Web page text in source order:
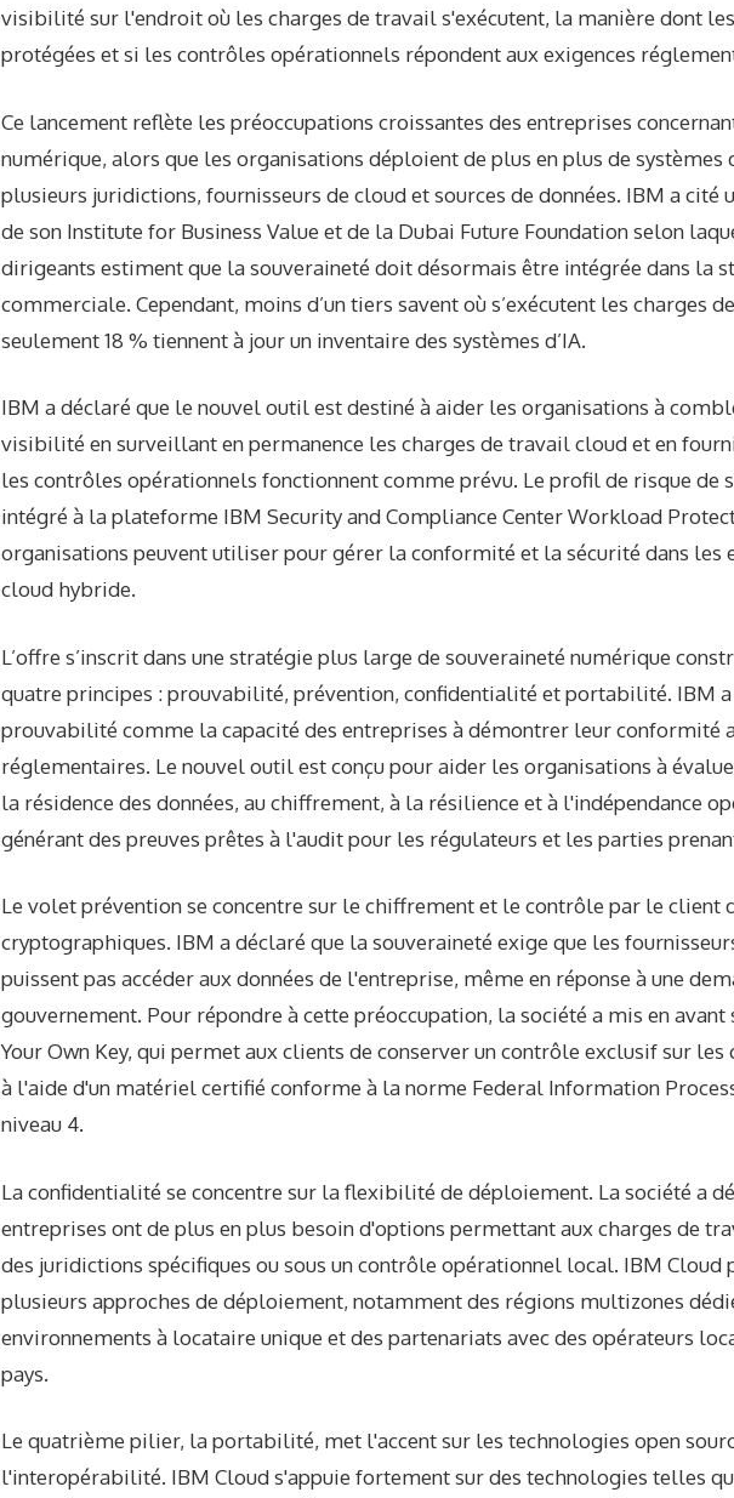
visibilité sur l'endroit où les charges de travail s'exécutent, la manière dont
protégées et si les contrôles opérationnels répondent aux exigences
Ce lancement reflète les préoccupations croissantes des entreprises
numérique, alors que les organisations déploient de plus en plus de systèmes
plusieurs juridictions, fournisseurs de cloud et sources de données. IBM a cité
de son Institute for Business Value et de la Dubai Future Foundation selon
dirigeants estiment que la souveraineté doit désormais être intégrée dans la
commerciale. Cependant, moins d’un tiers savent où s’exécutent les charges
seulement 18 % tiennent à jour un inventaire des systèmes d’IA.
IBM a déclaré que le nouvel outil est destiné à aider les organisations à
visibilité en surveillant en permanence les charges de travail cloud et en
les contrôles opérationnels fonctionnent comme prévu. Le profil de risque de
intégré à la plateforme IBM Security and Compliance Center Workload
organisations peuvent utiliser pour gérer la conformité et la sécurité dans les
cloud hybride.
L’offre s’inscrit dans une stratégie plus large de souveraineté numérique
quatre principes : prouvabilité, prévention, confidentialité et portabilité. IBM
prouvabilité comme la capacité des entreprises à démontrer leur conformité
réglementaires. Le nouvel outil est conçu pour aider les organisations à
la résidence des données, au chiffrement, à la résilience et à l'indépendance
générant des preuves prêtes à l'audit pour les régulateurs et les parties
Le volet prévention se concentre sur le chiffrement et le contrôle par le client
cryptographiques. IBM a déclaré que la souveraineté exige que les
puissent pas accéder aux données de l'entreprise, même en réponse à une
gouvernement. Pour répondre à cette préoccupation, la société a mis en avant
Your Own Key, qui permet aux clients de conserver un contrôle exclusif sur
à l'aide d'un matériel certifié conforme à la norme Federal Information
niveau 4.
La confidentialité se concentre sur la flexibilité de déploiement. La société a
entreprises ont de plus en plus besoin d'options permettant aux charges de
des juridictions spécifiques ou sous un contrôle opérationnel local. IBM Cloud
plusieurs approches de déploiement, notamment des régions multizones
environnements à locataire unique et des partenariats avec des opérateurs
pays.
Le quatrième pilier, la portabilité, met l'accent sur les technologies open
l'interopérabilité. IBM Cloud s'appuie fortement sur des technologies telles